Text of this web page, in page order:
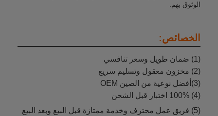
الوثوق بهم.
الخصائص:
(1) ضمان طويل وسعر تنافسي
(2) مخزون معقول وتسليم سريع
(3)أفضل نوعية من الصين OEM
(4) 100% اختبار قبل الشحن
(5) فريق عمل محترف وخدمة ممتازة قبل البيع وبعد البيع